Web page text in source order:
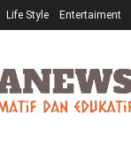
Life Style Entertaiment